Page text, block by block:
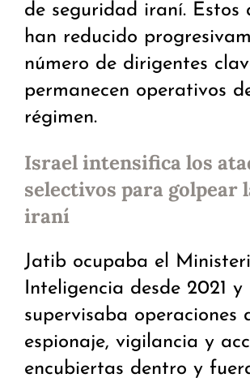
de seguridad iraní. Estos
han reducido
número de dirigentes
permanecen operativos
régimen.
Israel intensifica los
selectivos para golpear
iraní
Jatib ocupaba el
Inteligencia desde 2021 y
supervisaba operaciones
espionaje, vigilancia y
encubiertas dentro y